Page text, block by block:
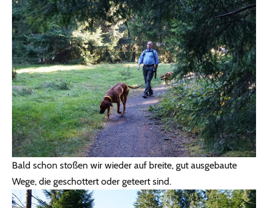
Bald schon stoßen wir wieder auf breite, gut ausgebaute
Wege, die geschottert oder geteert sind.